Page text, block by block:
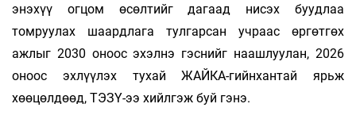
энэхүү огцом өсөлтийг дагаад нисэх буудлаа
томруулах шаардлага тулгарсан учраас өргөтгөх
ажлыг 2030 оноос эхэлнэ гэснийг наашлуулан, 2026
оноос эхлүүлэх тухай ЖАЙКА-гийнхантай ярьж
хөөцөлдөөд, ТЭЗҮ-ээ хийлгэж буй гэнэ.